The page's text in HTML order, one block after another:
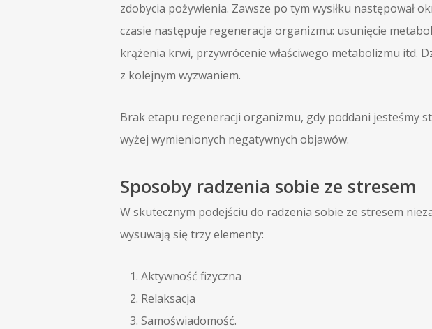
zdobycia pożywienia. Zawsze po tym wysiłku następował
czasie następuje regeneracja organizmu: usunięcie
krążenia krwi, przywrócenie właściwego metabolizmu itd.
z kolejnym wyzwaniem.
Brak etapu regeneracji organizmu, gdy poddani jesteśmy
wyżej wymienionych negatywnych objawów.
Sposoby radzenia sobie ze stresem
W skutecznym podejściu do radzenia sobie ze stresem
wysuwają się trzy elementy:
Aktywność fizyczna
Relaksacja
Samoświadomość.